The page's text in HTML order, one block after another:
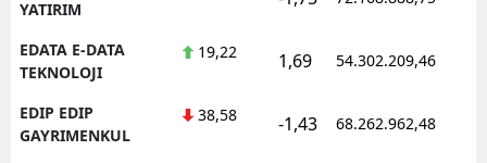
YATIRIM
EDATA E-DATA
TEKNOLOJI
19,22 1,69 54.302.209,46
EDIP EDIP
GAYRIMENKUL
38,58 -1,43 68.262.962,48